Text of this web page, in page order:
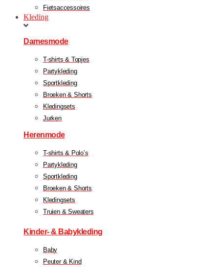
Fietsaccessoires
Kleding
Damesmode
T-shirts & Topjes
Partykleding
Sportkleding
Broeken & Shorts
Kledingsets
Jurken
Herenmode
T-shirts & Polo’s
Partykleding
Sportkleding
Broeken & Shorts
Kledingsets
Truien & Sweaters
Kinder- & Babykleding
Baby
Peuter & Kind